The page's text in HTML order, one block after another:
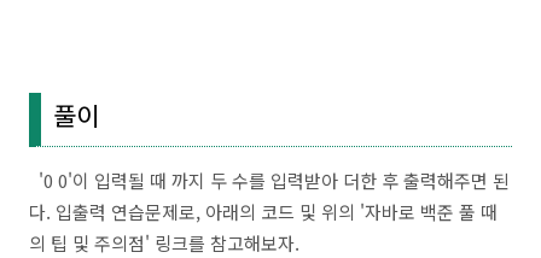
풀이
'0 0'이 입력될 때 까지 두 수를 입력받아 더한 후 출력해주면 된
다. 입출력 연습문제로, 아래의 코드 및 위의 '자바로 백준 풀 때
의 팁 및 주의점' 링크를 참고해보자.